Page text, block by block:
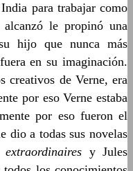
para trabajar como
le propinó una
hijo que nunca más
en su imaginación.
creativos de Verne, era
por eso Verne estaba
por eso fueron el
dio a todas sus novelas
extraordinaires y Jules